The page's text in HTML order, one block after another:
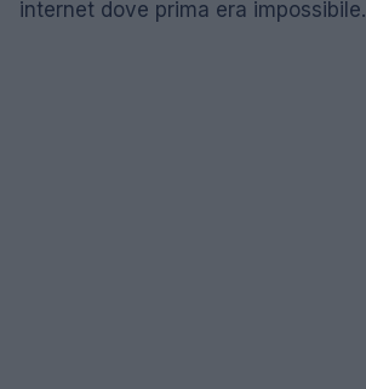
internet dove prima era impossibile.